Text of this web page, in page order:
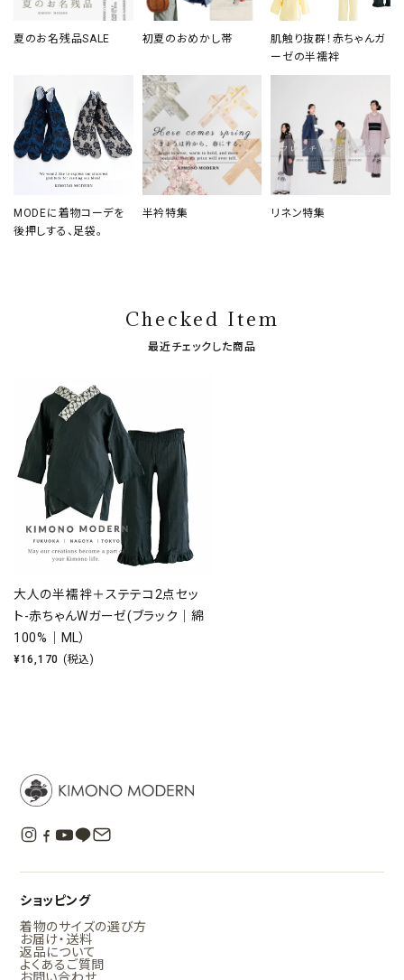
夏のお名残品SALE 初夏のおめかし帯
肌触り抜群！赤ちゃんガ
ーゼの半襦袢
MODEに着物コーデを
後押しする、足袋。
半衿特集 リネン特集
Checked Item
最近チェックした商品
大人の半襦袢＋ステテコ2点セッ
ト-赤ちゃんWガーゼ(ブラック｜綿
100%｜ML）
¥16,170 (税込)
ショッピング
着物のサイズの選び方
お届け・送料
返品について
よくあるご質問